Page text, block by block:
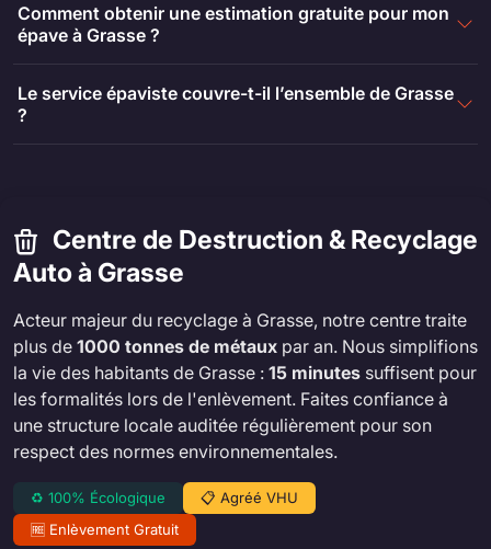
Comment obtenir une estimation gratuite pour mon
épave à Grasse ?
Le service épaviste couvre-t-il l’ensemble de Grasse
?
Centre de Destruction & Recyclage
Auto à Grasse
Acteur majeur du recyclage à Grasse, notre centre traite
plus de 1000 tonnes de métaux par an. Nous simplifions
la vie des habitants de Grasse : 15 minutes suffisent pour
les formalités lors de l'enlèvement. Faites confiance à
une structure locale auditée régulièrement pour son
respect des normes environnementales.
♻️ 100% Écologique
📋 Agréé VHU
🆓 Enlèvement Gratuit